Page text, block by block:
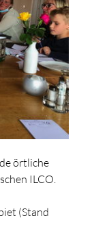
örtliche
ILCO.
(Stand